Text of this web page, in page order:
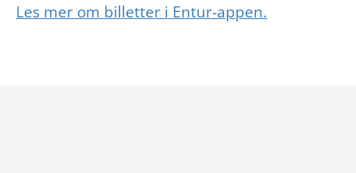
Les mer om billetter i Entur-appen.